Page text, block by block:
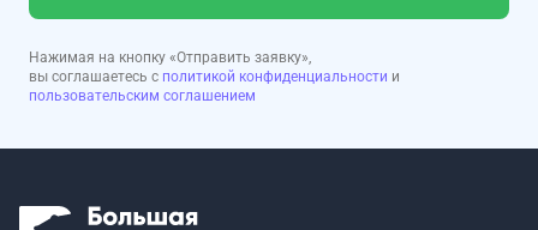
Нажимая на кнопку «Отправить заявку»,
вы соглашаетесь с политикой конфиденциальности и
пользовательским соглашением